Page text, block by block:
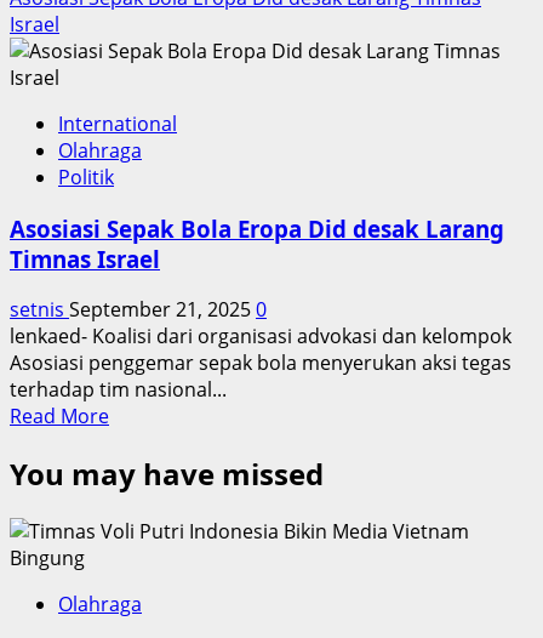
Israel
International
Olahraga
Politik
Asosiasi Sepak Bola Eropa Did desak Larang
Timnas Israel
setnis September 21, 20250
lenkaed- Koalisi dari organisasi advokasi dan kelompok
Asosiasi penggemar sepak bola menyerukan aksi tegas
terhadap tim nasional...
Read MoreRead
about
Asosiasi
Sepak
Did
You may have missed
Olahraga